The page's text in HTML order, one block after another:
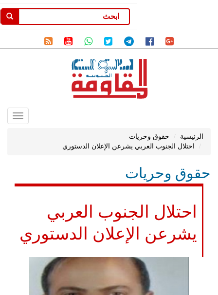
الرئيسية
حقوق وحريات
احتلال الجنوب العربي يشرعن الإعلان الدستوري
حقوق وحريات
احتلال الجنوب العربي
يشرعن الإعلان الدستوري